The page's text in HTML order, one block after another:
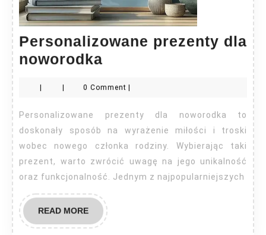
Personalizowane prezenty dla
noworodka
dla
noworodka
| | 0 Comment |
Personalizowane prezenty dla noworodka to
doskonały sposób na wyrażenie miłości i troski
wobec nowego członka rodziny. Wybierając taki
prezent, warto zwrócić uwagę na jego unikalność
oraz funkcjonalność. Jednym z najpopularniejszych
READ MOREREAD
MORE